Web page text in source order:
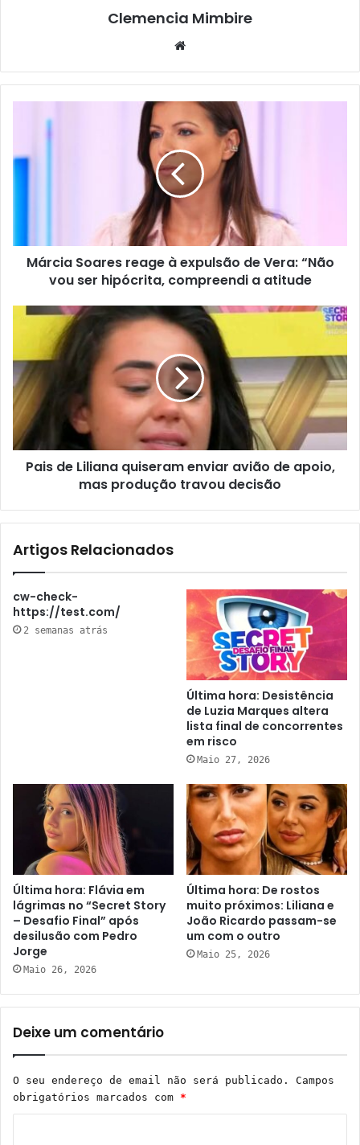
Clemencia Mimbire
Website
Márcia Soares reage à expulsão de Vera: “Não
vou ser hipócrita, compreendi a atitude
Pais de Liliana quiseram enviar avião de apoio,
mas produção travou decisão
Artigos Relacionados
cw-check-
https://test.com/
2 semanas atrás
Última hora: Desistência
de Luzia Marques altera
lista final de concorrentes
em risco
Maio 27, 2026
Última hora: Flávia em
lágrimas no “Secret Story
– Desafio Final” após
desilusão com Pedro
Jorge
Maio 26, 2026
Última hora: De rostos
muito próximos: Liliana e
João Ricardo passam-se
um com o outro
Maio 25, 2026
Deixe um comentário
O seu endereço de email não será publicado.
Campos
obrigatórios marcados com *